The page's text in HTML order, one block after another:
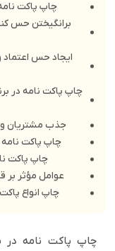
چاپ پاکت
برانگیختن حس
ایجاد حس اعتماد
چاپ پاکت نامه در
جذب مشتریان و
چاپ پاکت
چاپ پاکت
عوامل مؤثر بر
چاپ انواع
چاپ پاکت نامه در